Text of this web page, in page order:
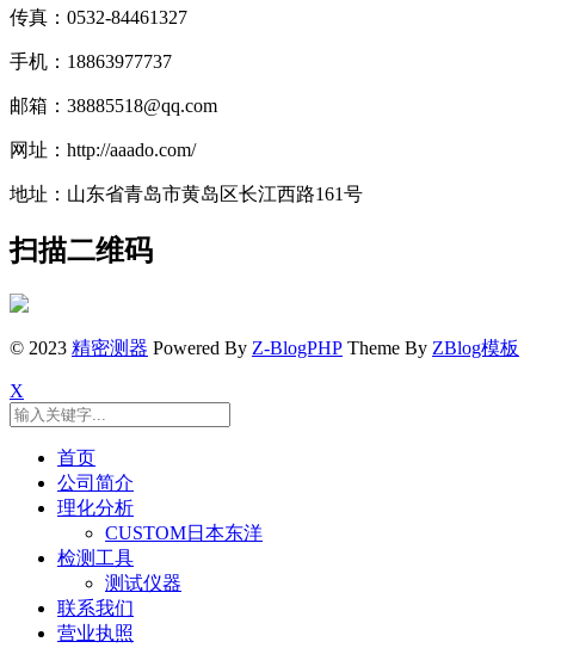
传真：0532-84461327
手机：18863977737
邮箱：38885518@qq.com
网址：http://aaado.com/
地址：山东省青岛市黄岛区长江西路161号
扫描二维码
© 2023 精密测器 Powered By Z-BlogPHP Theme By ZBlog模板
X
首页
公司简介
理化分析
CUSTOM日本东洋
检测工具
测试仪器
联系我们
营业执照